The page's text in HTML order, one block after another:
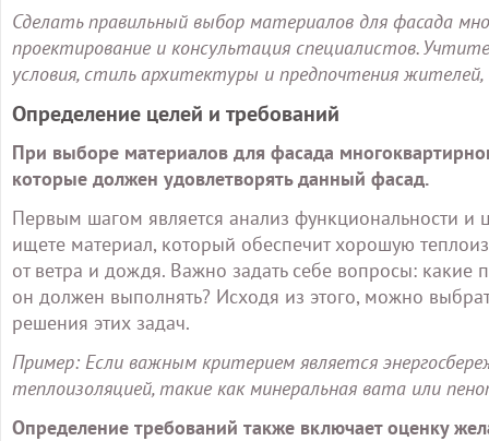
Сделать правильный выбор материалов для фасада
проектирование и консультация специалистов.
условия, стиль архитектуры и предпочтения
Определение целей и требований
При выборе материалов для фасада
которые должен удовлетворять данный фасад.
Первым шагом является анализ функциональности
ищете материал, который обеспечит хорошую
от ветра и дождя. Важно задать себе вопросы:
он должен выполнять? Исходя из этого, можно
решения этих задач.
Пример: Если важным критерием является
теплоизоляцией, такие как минеральная вата или
Определение требований также включает оценку